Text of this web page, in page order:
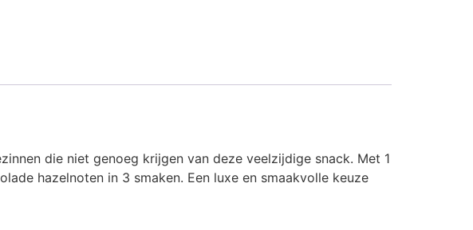
die niet genoeg krijgen van deze veelzijdige snack. Met 1
hazelnoten in 3 smaken. Een luxe en smaakvolle keuze